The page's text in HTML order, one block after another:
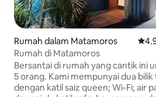
Rumah dalam Matamoros
Rumah di Matamoros
Bersantai di rumah yang cantik ini
5 orang. Kami mempunyai dua
dengan katil saiz queen; Wi-Fi; air